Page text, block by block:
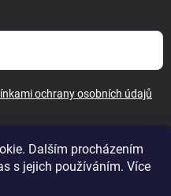
Dalším procházením
s jejich používáním. Více
ochrany osobních údajů